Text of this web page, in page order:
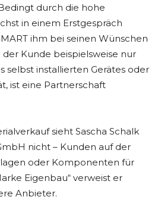
durch die hohe
in einem Erstgespräch
ihm bei seinen Wünschen
Kunde beispielsweise nur
selbst installierten Gerätes oder
ist eine Partnerschaft
sieht Sascha Schalk
nicht – Kunden auf der
oder Komponenten für
Eigenbau“ verweist er
Anbieter.